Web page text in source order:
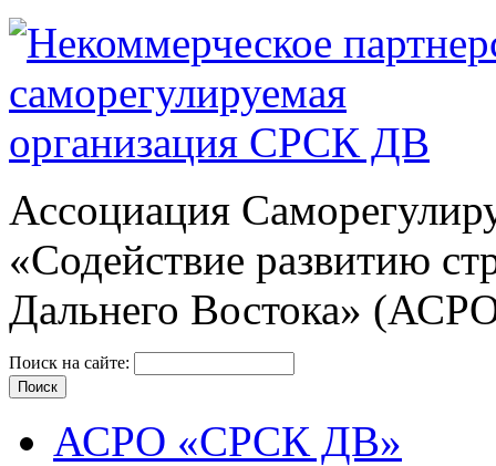
Ассоциация
«Содействие развитию
Дальнего Востока»
Поиск на сайте:
АСРО «СРСК ДВ»